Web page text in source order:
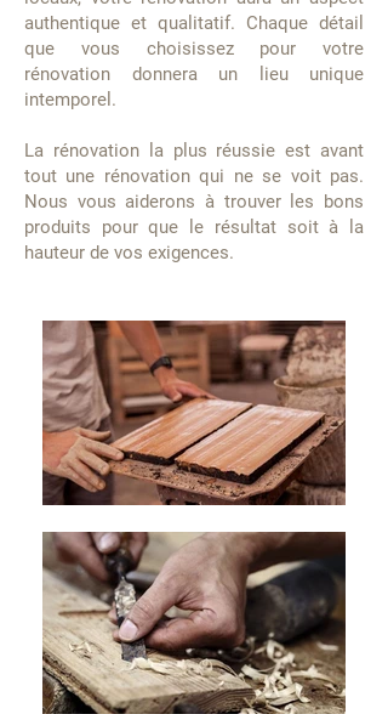
authentique et qualitatif. Chaque détail
que vous choisissez pour votre
rénovation donnera un lieu unique
intemporel.
La rénovation la plus réussie est avant
tout une rénovation qui ne se voit pas.
Nous vous aiderons à trouver les bons
produits pour que le résultat soit à la
hauteur de vos exigences.